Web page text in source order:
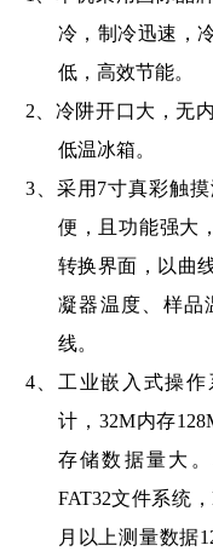
冷，制冷迅速，
低，高效节能。
2、 冷阱开口大，无
低温冰箱。
3、 采用 7寸真彩触
便，且功能强大
转换界面，以曲
凝器温度、样品
线。
4、 工业嵌入式操作
计，32M内存
存储数据量大
FAT32文件系统
月以上测量数据